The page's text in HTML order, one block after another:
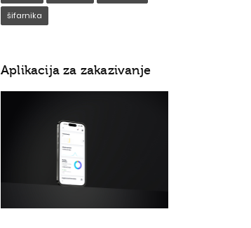
šifarnika
Aplikacija za zakazivanje